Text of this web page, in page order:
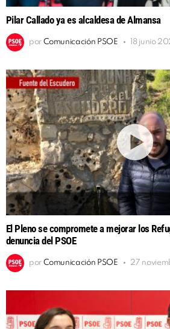
Pilar Callado ya es alcaldesa de Almansa
por Comunicación PSOE 18 junio
El Pleno se compromete a mejorar los
denuncia del PSOE
por Comunicación PSOE 27